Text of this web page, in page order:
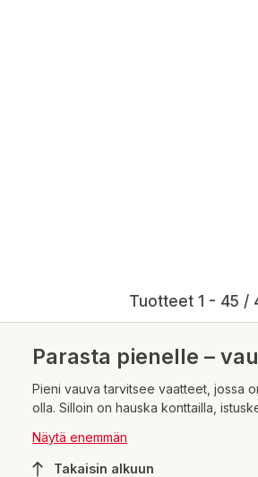
Tuotteet 1 - 45 /
Parasta pienelle –
Pieni vauva tarvitsee vaatteet, jossa
olla. Silloin on hauska konttailla,
helpottaa, mikäli vauvan vaatteet on
Kärkkäiseltä löydät vauvalle lukuisia
Näytä enemmän
Takaisin alkuun